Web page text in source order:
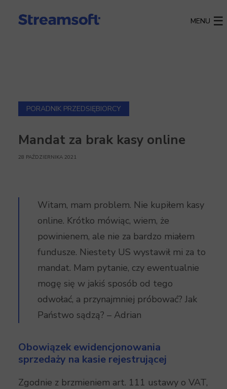
MENU
PORADNIK PRZEDSIĘBIORCY
Mandat za brak kasy online
28 PAŹDZIERNIKA 2021
Witam, mam problem. Nie kupiłem kasy
online. Krótko mówiąc, wiem, że
powinienem, ale nie za bardzo miałem
fundusze. Niestety US wystawił mi za to
mandat. Mam pytanie, czy ewentualnie
mogę się w jakiś sposób od tego
odwołać, a przynajmniej próbować? Jak
Państwo sądzą? – Adrian
Obowiązek ewidencjonowania
sprzedaży na kasie rejestrującej
Zgodnie z brzmieniem art. 111 ustawy o VAT,